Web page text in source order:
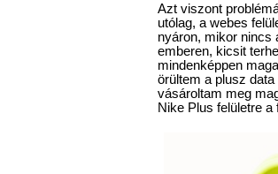
Azt viszont
utólag, a webes
nyáron, mikor nincs
emberen, kicsit
mindenképpen
örültem a plusz
vásároltam meg
Nike Plus felületre